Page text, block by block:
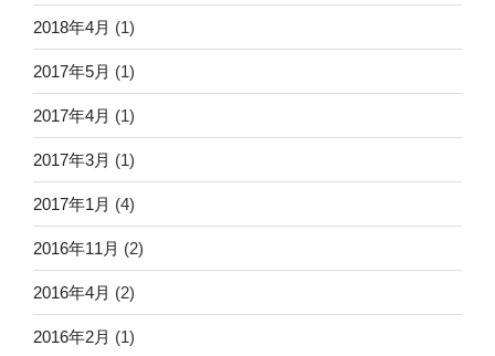
2018年4月 (1)
2017年5月 (1)
2017年4月 (1)
2017年3月 (1)
2017年1月 (4)
2016年11月 (2)
2016年4月 (2)
2016年2月 (1)